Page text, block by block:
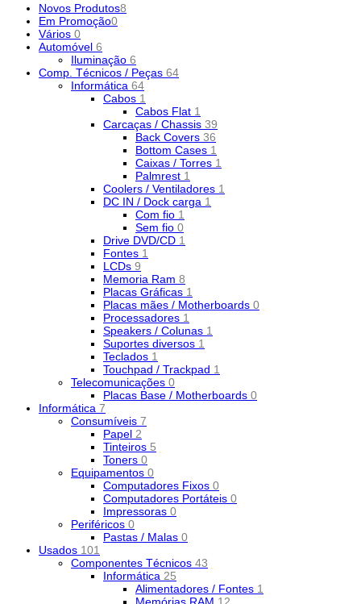
Novos Produtos8
Em Promoção0
Vários 0
Automóvel 6
Iluminação 6
Comp. Técnicos / Peças 64
Informática 64
Cabos 1
Cabos Flat 1
Carcaças / Chassis 39
Back Covers 36
Bottom Cases 1
Caixas / Torres 1
Palmrest 1
Coolers / Ventiladores 1
DC IN / Dock carga 1
Com fio 1
Sem fio 0
Drive DVD/CD 1
Fontes 1
LCDs 9
Memoria Ram 8
Placas Gráficas 1
Placas mães / Motherboards 0
Processadores 1
Speakers / Colunas 1
Suportes diversos 1
Teclados 1
Touchpad / Trackpad 1
Telecomunicações 0
Placas Base / Motherboards 0
Informática 7
Consumíveis 7
Papel 2
Tinteiros 5
Toners 0
Equipamentos 0
Computadores Fixos 0
Computadores Portáteis 0
Impressoras 0
Periféricos 0
Pastas / Malas 0
Usados 101
Componentes Técnicos 43
Informática 25
Alimentadores / Fontes 1
Memórias RAM 12